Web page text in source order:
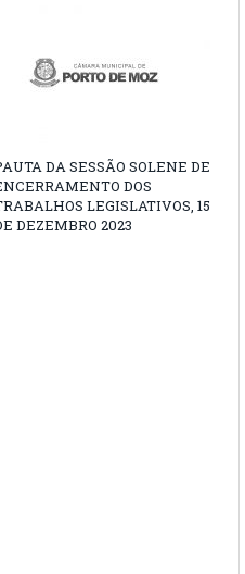
DA SESSÃO SOLENE DE
DOS
LEGISLATIVOS, 15
DEZEMBRO 2023